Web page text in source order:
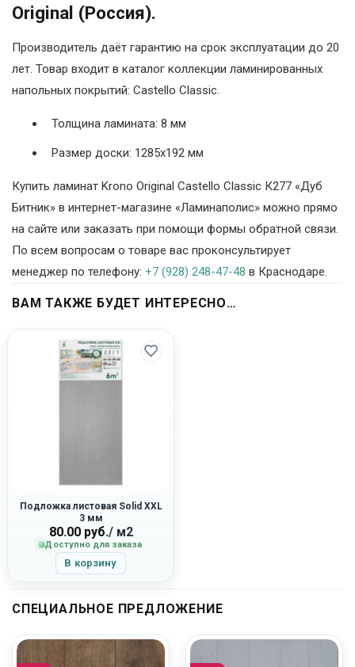
Original (Россия).
Производитель даёт гарантию на срок эксплуатации до 20
лет. Товар входит в каталог коллекции ламинированных
напольных покрытий: Castello Classic.
Толщина ламината: 8 мм
Размер доски: 1285х192 мм
Купить ламинат Krono Original Castello Classic К277 «Дуб
Битник» в интернет-магазине «Ламинаполис» можно прямо
на сайте или заказать при помощи формы обратной связи.
По всем вопросам о товаре вас проконсультирует
менеджер по телефону: +7 (928) 248-47-48 в Краснодаре.
ВАМ ТАКЖЕ БУДЕТ ИНТЕРЕСНО…
Подложка листовая Solid XXL
3 мм
80.00руб./ м2
Доступно для заказа
В корзину
СПЕЦИАЛЬНОЕ ПРЕДЛОЖЕНИЕ